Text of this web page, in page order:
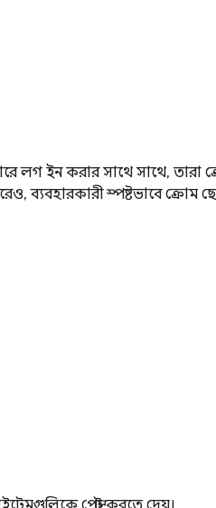
লগ ইন করার সাথে সাথে,
ব্যবহারকারী স্পষ্টভাবে ক্রোম